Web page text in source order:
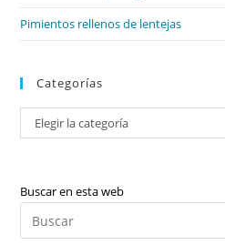
Pimientos rellenos de lentejas
Categorías
Categorías
Elegir la categoría
Buscar en esta web